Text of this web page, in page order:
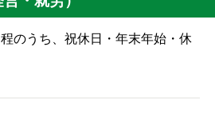
のうち、祝休日・年末年始・休